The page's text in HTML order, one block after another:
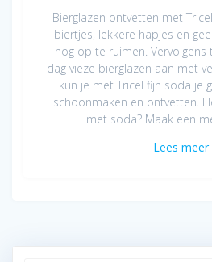
Bierglazen ontvetten met
biertjes, lekkere hapjes en
nog op te ruimen. Vervolgens
dag vieze bierglazen aan met
kun je met Tricel fijn soda je
schoonmaken en ontvetten.
met soda? Maak een
Lees meer